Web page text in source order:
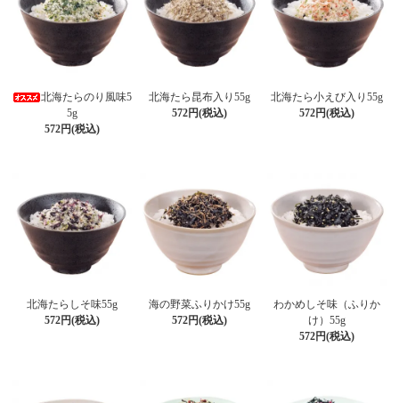
北海たらのり風味5
5g
572円(税込)
北海たら昆布入り55g
572円(税込)
北海たら小えび入り55g
572円(税込)
北海たらしそ味55g
572円(税込)
海の野菜ふりかけ55g
572円(税込)
わかめしそ味（ふりか
け）55g
572円(税込)